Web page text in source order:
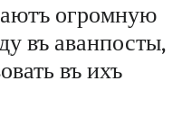
огромную
въ аванпосты,
въ ихъ